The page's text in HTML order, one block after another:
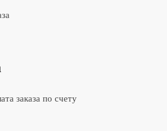
заказа по счету